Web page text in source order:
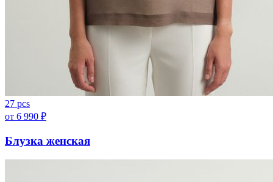
27 pcs
от 6 990 ₽
Блузка женская